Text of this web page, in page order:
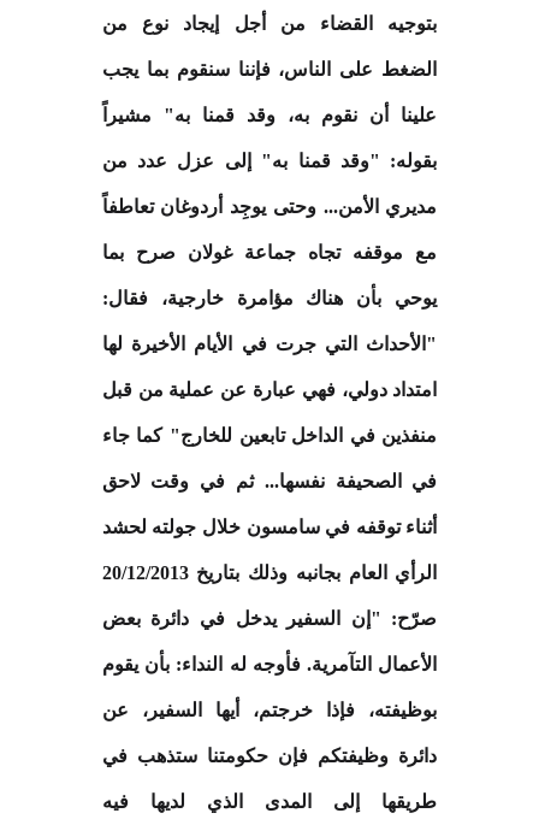
بتوجيه القضاء من أجل إيجاد نوع من
الضغط على الناس، فإننا سنقوم بما يجب
علينا أن نقوم به، وقد قمنا به" مشيراً
بقوله: "وقد قمنا به" إلى عزل عدد من
مديري الأمن... وحتى يوجِد أردوغان تعاطفاً
مع موقفه تجاه جماعة غولان صرح بما
يوحي بأن هناك مؤامرة خارجية، فقال:
"الأحداث التي جرت في الأيام الأخيرة لها
امتداد دولي، فهي عبارة عن عملية من قبل
منفذين في الداخل تابعين للخارج" كما جاء
في الصحيفة نفسها... ثم في وقت لاحق
أثناء توقفه في سامسون خلال جولته لحشد
الرأي العام بجانبه وذلك بتاريخ 20/12/2013
صرّح: "إن السفير يدخل في دائرة بعض
الأعمال التآمرية. فأوجه له النداء: بأن يقوم
بوظيفته، فإذا خرجتم، أيها السفير، عن
دائرة وظيفتكم فإن حكومتنا ستذهب في
طريقها إلى المدى الذي لديها فيه